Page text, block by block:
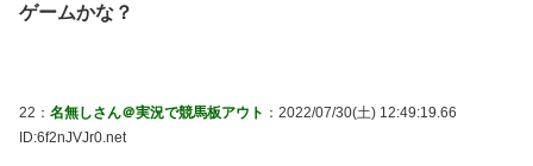
ゲームかな？
22： 名無しさん＠実況で競馬板アウト ：2022/07/30(土) 12:49:19.66
ID:6f2nJVJr0.net